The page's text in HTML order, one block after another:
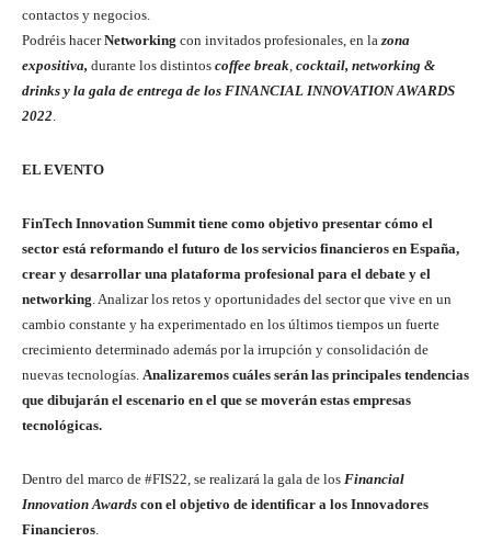
contactos y negocios.
Podréis hacerNetworking con invitados profesionales, en la zona
expositiva, durante los distintos coffee break cocktail, networking &
drinks y la gala de entrega de los FINANCIAL INNOVATION AWARDS
2022
EL EVENTO
FinTech Innovation Summit tiene como objetivo presentar cómo el
sector está reformando el futuro de los servicios financieros en España,
crear y desarrollar una plataforma profesional para el debate y el
networking . Analizar los retos y oportunidades del sector que vive en un
cambio constante y ha experimentado en los últimos tiempos un fuerte
crecimiento determinado además por la irrupción y consolidación de
nuevas tecnologías. Analizaremos cuáles serán las principales tendencias
que dibujarán el escenario en el que se moverán estas empresas
tecnológicas.
Dentro del marco de #FIS22, se realizará la gala de los Financial
Innovation Awards con el objetivo de identificar a los Innovadores
Financieros